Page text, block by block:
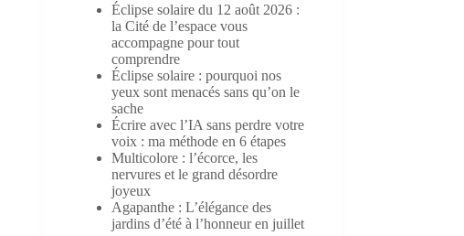
Éclipse solaire du 12 août 2026 :
la Cité de l’espace vous
accompagne pour tout
comprendre
Éclipse solaire : pourquoi nos
yeux sont menacés sans qu’on le
sache
Écrire avec l’IA sans perdre votre
voix : ma méthode en 6 étapes
Multicolore : l’écorce, les
nervures et le grand désordre
joyeux
Agapanthe : L’élégance des
jardins d’été à l’honneur en juillet